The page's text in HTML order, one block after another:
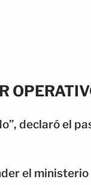
declaró el
el